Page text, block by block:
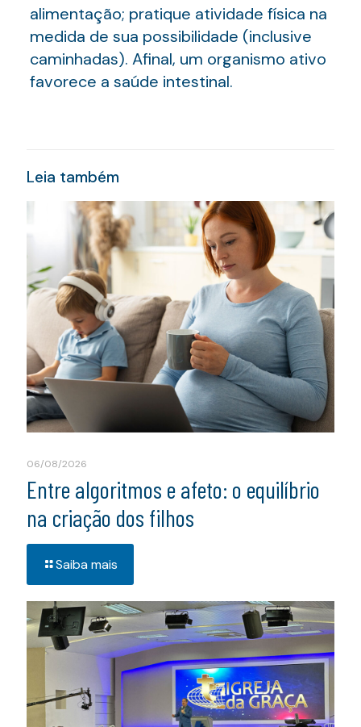
alimentação; pratique atividade física na
medida de sua possibilidade (inclusive
caminhadas). Afinal, um organismo ativo
favorece a saúde intestinal.
Leia também
06/08/2026
Entre algoritmos e afeto: o equilíbrio
na criação dos filhos
Saiba mais